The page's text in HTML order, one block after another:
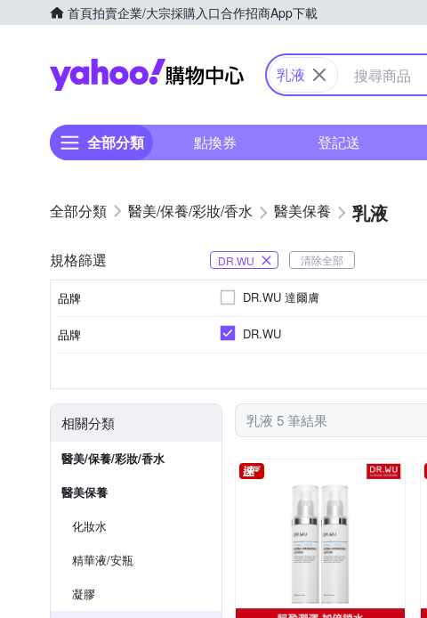
首頁拍賣企業/大宗採購入口合作招商App下載
Yahoo購物中心
乳液
全部分類 點換券 登記送
醫美/保養/彩妝/香水 醫美保養 乳液
規格篩選 DR.WU 清除全部
品牌 DR.WU 達爾膚
品牌 DR.WU
相關分類
醫美/保養/彩妝/香水
醫美保養
化妝水
精華液/安瓶
凝膠
乳液 5 筆結果